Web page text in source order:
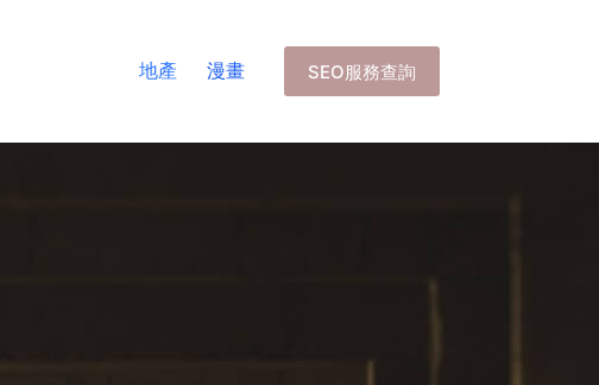
地產 漫畫 SEO服務查詢